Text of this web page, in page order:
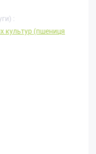
:
культур (пшениця